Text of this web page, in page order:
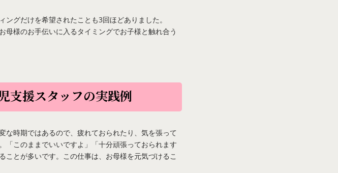
グだけを希望されたことも3回ほどありました。
母様のお手伝いに入るタイミングでお子様と触れ合う
支援スタッフの実践例
な時期ではあるので、疲れておられたり、気を張って
「このままでいいですよ」「十分頑張っておられます
とが多いです。この仕事は、お母様を元気づけるこ